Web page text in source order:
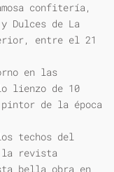
confitería,
Dulces de La
entre el 21
en las
lienzo de 10
de la época
techos del
la revista
bella obra en